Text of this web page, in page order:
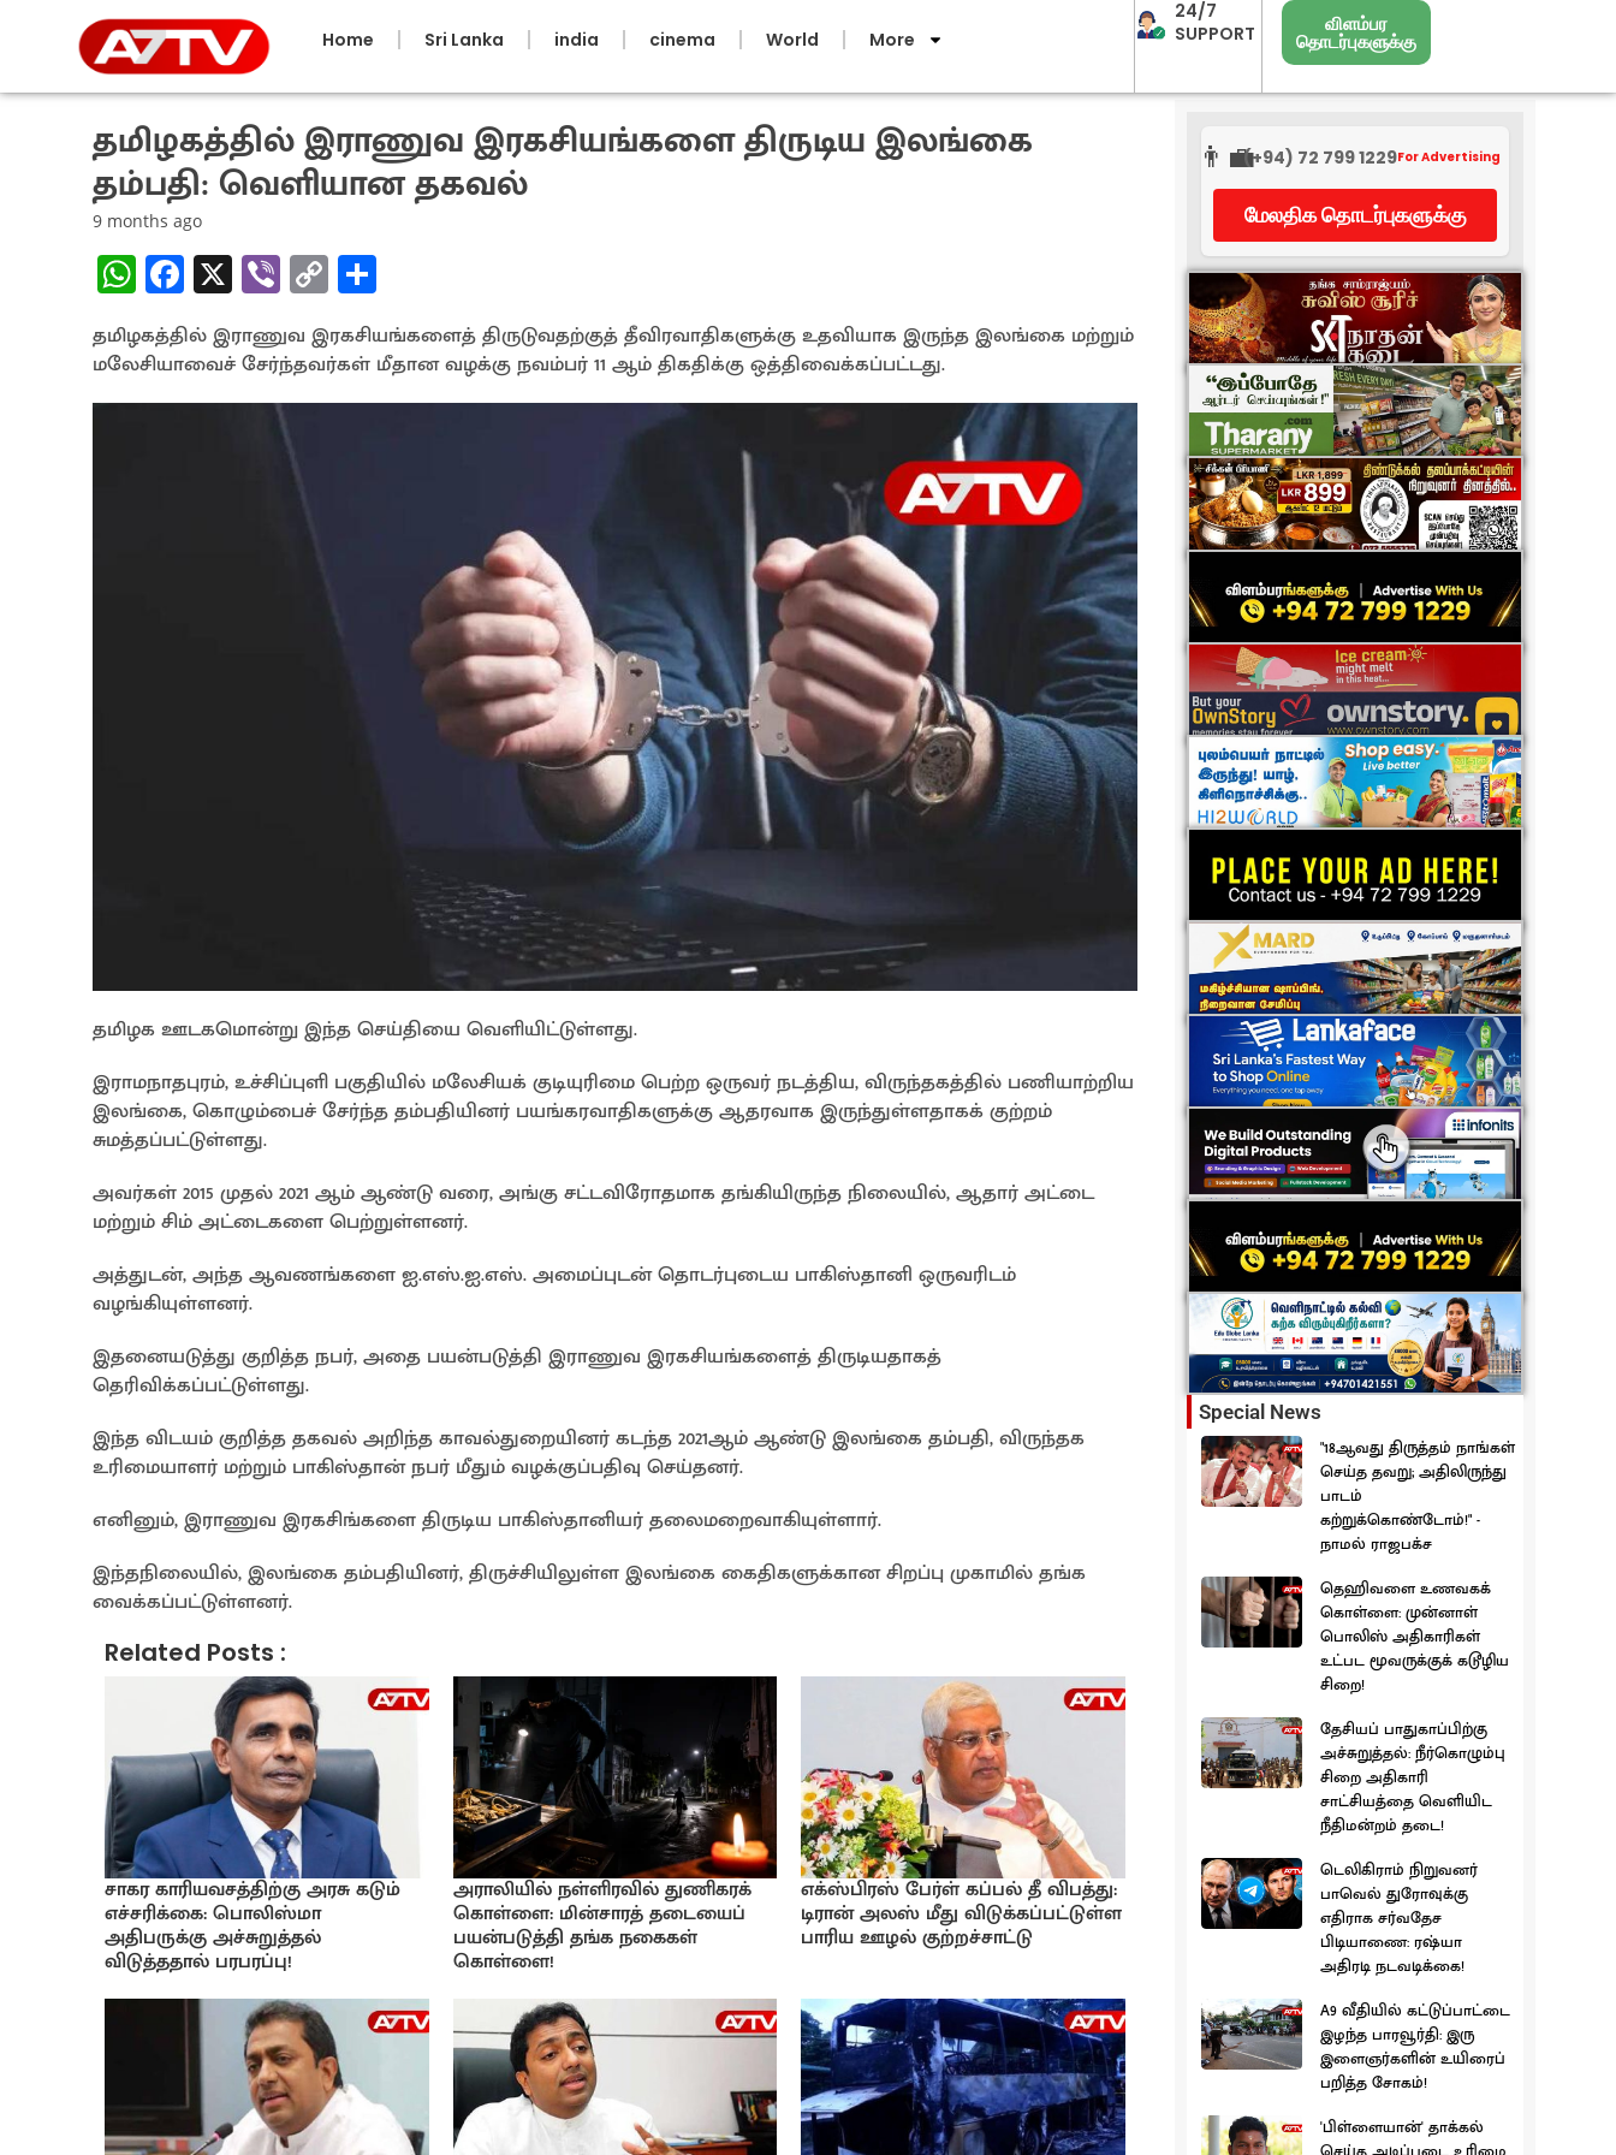
Home Sri Lanka india cinema World More
24/7
SUPPORT
விளம்பர
தொடர்புகளுக்கு
தமிழகத்தில் இராணுவ இரகசியங்களை திருடிய இலங்கை
தம்பதி: வெளியான தகவல்
9 months ago
W
h
at
sA
Fa
ce
b
o
X Vi
b
er
C
o
py
Li
h
ar
e
தமிழகத்தில் இராணுவ இரகசியங்களைத் திருடுவதற்குத் தீவிரவாதிகளுக்கு உதவியாக இருந்த இலங்கை மற்றும்
மலேசியாவைச் சேர்ந்தவர்கள் மீதான வழக்கு நவம்பர் 11 ஆம் திகதிக்கு ஒத்திவைக்கப்பட்டது.
தமிழக ஊடகமொன்று இந்த செய்தியை வெளியிட்டுள்ளது.
இராமநாதபுரம், உச்சிப்புளி பகுதியில் மலேசியக் குடியுரிமை பெற்ற ஒருவர் நடத்திய, விருந்தகத்தில் பணியாற்றிய
இலங்கை, கொழும்பைச் சேர்ந்த தம்பதியினர் பயங்கரவாதிகளுக்கு ஆதரவாக இருந்துள்ளதாகக் குற்றம்
சுமத்தப்பட்டுள்ளது.
அவர்கள் 2015 முதல் 2021 ஆம் ஆண்டு வரை, அங்கு சட்டவிரோதமாக தங்கியிருந்த நிலையில், ஆதார் அட்டை
மற்றும் சிம் அட்டைகளை பெற்றுள்ளனர்.
அத்துடன், அந்த ஆவணங்களை ஐ.எஸ்.ஐ.எஸ். அமைப்புடன் தொடர்புடைய பாகிஸ்தானி ஒருவரிடம்
வழங்கியுள்ளனர்.
இதனையடுத்து குறித்த நபர், அதை பயன்படுத்தி இராணுவ இரகசியங்களைத் திருடியதாகத்
தெரிவிக்கப்பட்டுள்ளது.
இந்த விடயம் குறித்த தகவல் அறிந்த காவல்துறையினர் கடந்த 2021ஆம் ஆண்டு இலங்கை தம்பதி, விருந்தக
உரிமையாளர் மற்றும் பாகிஸ்தான் நபர் மீதும் வழக்குப்பதிவு செய்தனர்.
எனினும், இராணுவ இரகசிங்களை திருடிய பாகிஸ்தானியர் தலைமறைவாகியுள்ளார்.
இந்தநிலையில், இலங்கை தம்பதியினர், திருச்சியிலுள்ள இலங்கை கைதிகளுக்கான சிறப்பு முகாமில் தங்க
வைக்கப்பட்டுள்ளனர்.
Related Posts :
சாகர காரியவசத்திற்கு அரசு கடும்
எச்சரிக்கை: பொலிஸ்மா
அதிபருக்கு அச்சுறுத்தல்
விடுத்ததால் பரபரப்பு!
அராலியில் நள்ளிரவில் துணிகரக்
கொள்ளை: மின்சாரத் தடையைப்
பயன்படுத்தி தங்க நகைகள்
கொள்ளை!
எக்ஸ்பிரஸ் பேர்ள் கப்பல் தீ விபத்து:
டிரான் அலஸ் மீது விடுக்கப்பட்டுள்ள
பாரிய ஊழல் குற்றச்சாட்டு
👨‍💼(+94) 72 799 1229For Advertising
மேலதிக தொடர்புகளுக்கு
Special News
"18ஆவது திருத்தம் நாங்கள்
செய்த தவறு; அதிலிருந்து
பாடம்
கற்றுக்கொண்டோம்!" -
நாமல் ராஜபக்ச
தெஹிவளை உணவகக்
கொள்ளை: முன்னாள்
பொலிஸ் அதிகாரிகள்
உட்பட மூவருக்குக் கடூழிய
சிறை!
தேசியப் பாதுகாப்பிற்கு
அச்சுறுத்தல்: நீர்கொழும்பு
சிறை அதிகாரி
சாட்சியத்தை வெளியிட
நீதிமன்றம் தடை!
டெலிகிராம் நிறுவனர்
பாவெல் துரோவுக்கு
எதிராக சர்வதேச
பிடியாணை: ரஷ்யா
அதிரடி நடவடிக்கை!
A9 வீதியில் கட்டுப்பாட்டை
இழந்த பாரவூர்தி: இரு
இளைஞர்களின் உயிரைப்
பறித்த சோகம்!
'பிள்ளையான்' தாக்கல்